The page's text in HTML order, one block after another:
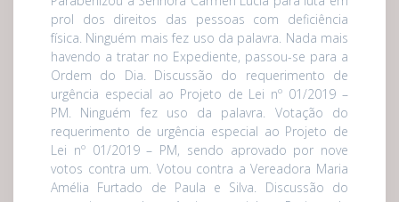
prol dos direitos das pessoas com deficiência
física. Ninguém mais fez uso da palavra. Nada mais
havendo a tratar no Expediente, passou-se para a
Ordem do Dia. Discussão do requerimento de
urgência especial ao Projeto de Lei nº 01/2019 –
PM. Ninguém fez uso da palavra. Votação do
requerimento de urgência especial ao Projeto de
Lei nº 01/2019 – PM, sendo aprovado por nove
votos contra um. Votou contra a Vereadora Maria
Amélia Furtado de Paula e Silva. Discussão do